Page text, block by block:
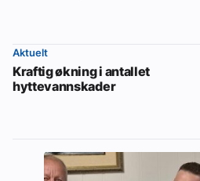
Aktuelt
Kraftig økning i antallet
hyttevannskader